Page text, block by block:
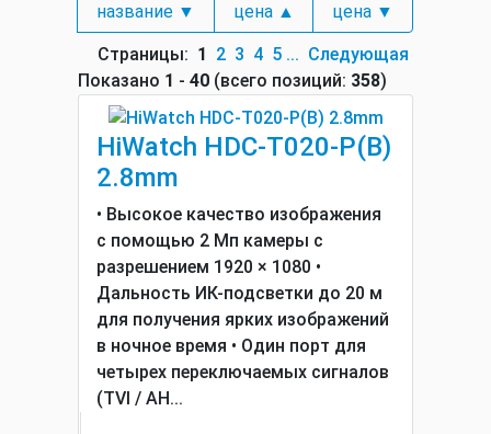
название ▼ цена ▲ цена ▼
Страницы: 1 2 3 4 5 ... Следующая
Показано 1 - 40 (всего позиций: 358)
HiWatch HDC-T020-P(B)
2.8mm
• Высокое качество изображения
с помощью 2 Мп камеры с
разрешением 1920 × 1080 •
Дальность ИК-подсветки до 20 м
для получения ярких изображений
в ночное время • Один порт для
четырех переключаемых сигналов
(TVI / AH...